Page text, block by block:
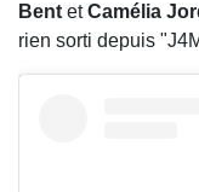
Bent etCamélia
rien sorti depuis